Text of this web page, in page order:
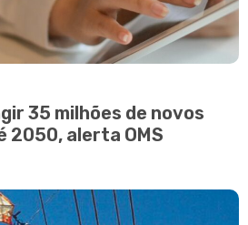
35 milhões de novos
2050, alerta OMS